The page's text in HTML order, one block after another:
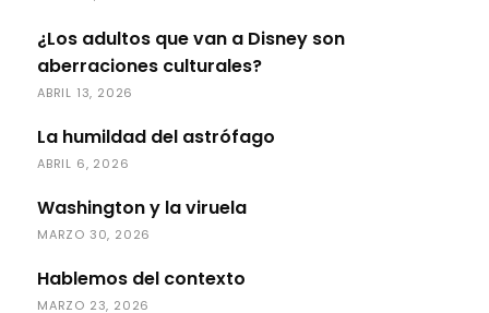
¿Los adultos que van a Disney son
aberraciones culturales?
ABRIL 13, 2026
La humildad del astrófago
ABRIL 6, 2026
Washington y la viruela
MARZO 30, 2026
Hablemos del contexto
MARZO 23, 2026